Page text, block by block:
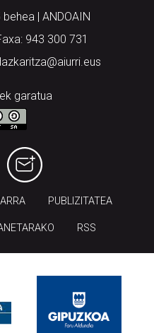
| ANDOAIN
943 300 731
garatua
PUBLIZITATEA
RSS